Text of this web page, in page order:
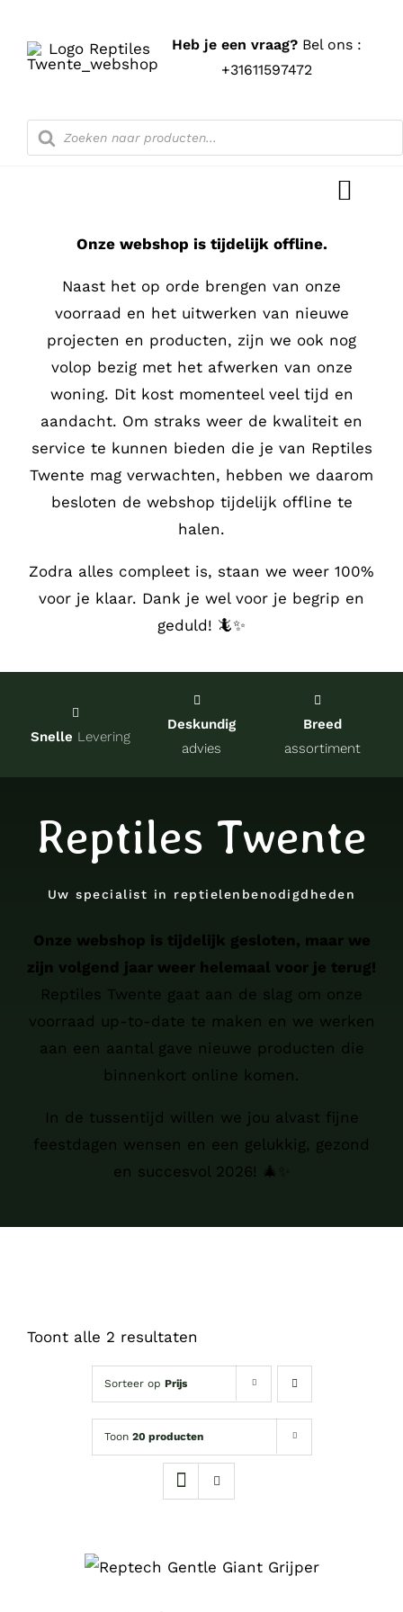
naar
inhoud
Producten
zoeken
Heb je een vraag? Bel ons :
+31611597472
Blog
Service
Contact
Onze webshop is tijdelijk offline.
Naast het op orde brengen van onze
voorraad en het uitwerken van nieuwe
projecten en producten, zijn we ook nog
volop bezig met het afwerken van onze
woning. Dit kost momenteel veel tijd en
aandacht. Om straks weer de kwaliteit en
service te kunnen bieden die je van Reptiles
Twente mag verwachten, hebben we daarom
besloten de webshop tijdelijk offline te
halen.
Zodra alles compleet is, staan we weer 100%
voor je klaar. Dank je wel voor je begrip en
geduld! 🦎✨
Snelle Levering
Deskundig
advies
Breed
assortiment
Reptiles Twente
Uw specialist in reptielenbenodigdheden
Onze webshop is tijdelijk gesloten, maar we
zijn volgend jaar weer helemaal voor je terug!
Reptiles Twente gaat aan de slag om onze
voorraad up-to-date te maken en we werken
aan een aantal gave nieuwe producten die
binnenkort online komen.
In de tussentijd willen we jou alvast fijne
feestdagen wensen en een gelukkig, gezond
en succesvol 2026! 🎄✨
Toont alle 2 resultaten
Sorteer op Prijs
Toon 20 producten
OPTIES SELECTEREN DIT
PRODUCT
/
DETAILS